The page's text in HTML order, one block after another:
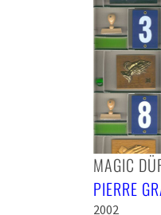
MAGIC
PIERRE
2002